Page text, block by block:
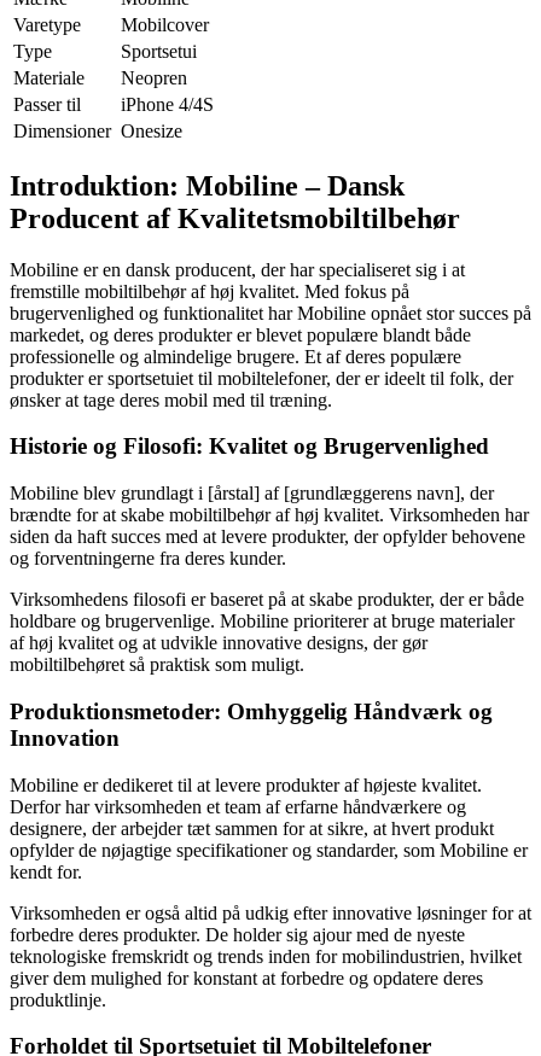
Varetype
Mobilcover
Type
Sportsetui
Materiale
Neopren
Passer til
iPhone 4/4S
Dimensioner Onesize
Introduktion: Mobiline – Dansk
Producent af Kvalitetsmobiltilbehør
Mobiline er en dansk producent, der har specialiseret sig i at
fremstille mobiltilbehør af høj kvalitet. Med fokus på
brugervenlighed og funktionalitet har Mobiline opnået stor succes på
markedet, og deres produkter er blevet populære blandt både
professionelle og almindelige brugere. Et af deres populære
produkter er sportsetuiet til mobiltelefoner, der er ideelt til folk, der
ønsker at tage deres mobil med til træning.
Historie og Filosofi: Kvalitet og Brugervenlighed
Mobiline blev grundlagt i [årstal] af [grundlæggerens navn], der
brændte for at skabe mobiltilbehør af høj kvalitet. Virksomheden har
siden da haft succes med at levere produkter, der opfylder behovene
og forventningerne fra deres kunder.
Virksomhedens filosofi er baseret på at skabe produkter, der er både
holdbare og brugervenlige. Mobiline prioriterer at bruge materialer
af høj kvalitet og at udvikle innovative designs, der gør
mobiltilbehøret så praktisk som muligt.
Produktionsmetoder: Omhyggelig Håndværk og
Innovation
Mobiline er dedikeret til at levere produkter af højeste kvalitet.
Derfor har virksomheden et team af erfarne håndværkere og
designere, der arbejder tæt sammen for at sikre, at hvert produkt
opfylder de nøjagtige specifikationer og standarder, som Mobiline er
kendt for.
Virksomheden er også altid på udkig efter innovative løsninger for at
forbedre deres produkter. De holder sig ajour med de nyeste
teknologiske fremskridt og trends inden for mobilindustrien, hvilket
giver dem mulighed for konstant at forbedre og opdatere deres
produktlinje.
Forholdet til Sportsetuiet til Mobiltelefoner